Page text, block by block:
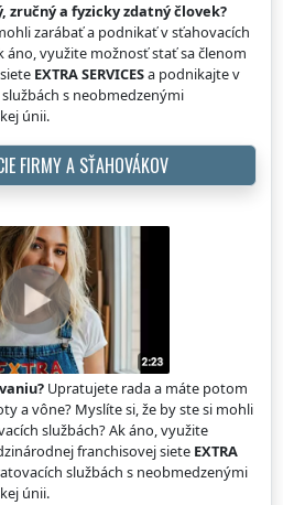
zručný a fyzicky zdatný človek?
zarábať a podnikať v sťahovacích
áno, využite možnosť stať sa členom
EXTRA SERVICESa podnikajte v
s neobmedzenými
únii.
FIRMY A SŤAHOVÁKOV
Upratujete rada a máte potom
a vône? Myslíte si, že by ste si mohli
službách? Ak áno, využite
franchisovej siete EXTRA
službách s neobmedzenými
únii.